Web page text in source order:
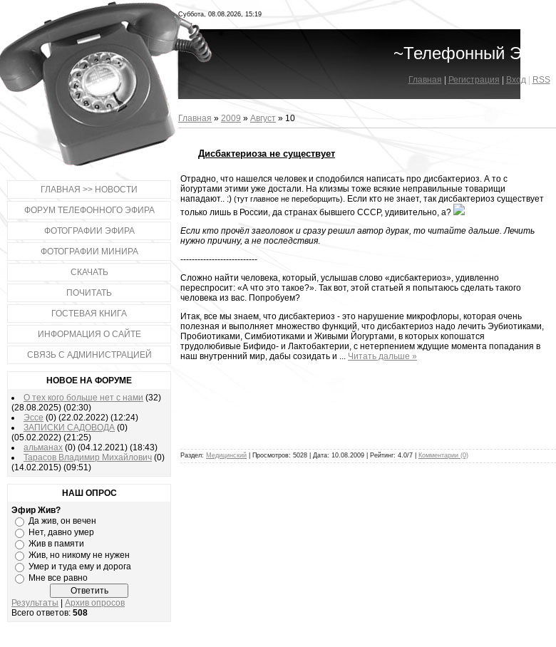
ГЛАВНАЯ >> НОВОСТИ
ФОРУМ ТЕЛЕФОННОГО ЭФИРА
ФОТОГРАФИИ ЭФИРА
ФОТОГРАФИИ МИНИРА
СКАЧАТЬ
ПОЧИТАТЬ
ГОСТЕВАЯ КНИГА
ИНФОРМАЦИЯ О САЙТЕ
СВЯЗЬ С АДМИНИСТРАЦИЕЙ
НОВОЕ НА ФОРУМЕ
О тех кого больше нет с нами (32)
(28.08.2025) (02:30)
Эссе (0) (22.02.2022) (12:24)
ЗАПИСКИ САДОВОДА (0)
(05.02.2022) (21:25)
альманах (0) (04.12.2021) (18:43)
Тарасов Владимир Михайлович (0)
(14.02.2015) (09:51)
НАШ ОПРОС
Эфир Жив?
Да жив, он вечен
Нет, давно умер
Жив в памяти
Жив, но никому не нужен
Умер и туда ему и дорога
Мне все равно
Результаты
Архив опросов
Всего ответов: 508
Суббота, 08.08.2026, 15:19
~Телефонный Эфир~
Главная Регистрация Вход| RSS
Главная » 2009 » Август » 10
Дисбактериоза не существует
Отрадно, что нашелся человек и сподобился написать про дисбактериоз. А то с
йогуртами этими уже достали. На клизмы тоже всякие неправильные товарищи
нападают.. :) (тут главное не переборщить). Если кто не знает, так дисбактериоз существует
только лишь в России, да странах бывшего СССР, удивительно, а?
Если кто прочёл заголовок и сразу решил автор дурак, то читайте дальше. Лечить
нужно причину, а не последствия.
---------------------------
Сложно найти человека, который, услышав слово «дисбактериоз», удивленно
переспросит: «А что это такое?». Так вот, этой статьей я попытаюсь сделать такого
человека из вас. Попробуем?
Итак, все мы знаем, что дисбактериоз - это нарушение микрофлоры, которая очень
полезная и выполняет множество функций, что дисбактериоз надо лечить Эубиотиками,
Пробиотиками, Симбиотиками и Живыми Йогуртами, в которых копошатся
трудолюбивые Бифидо- и Лактобактерии, с нетерпением ждущие момента попадания в
наш внутренний мир, дабы созидать и ... Читать дальше »
Раздел: Медицинский | Просмотров: 5028 | Дата: 10.08.2009 | Рейтинг: 4.0/7 | Комментарии (0)